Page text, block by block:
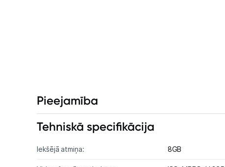
Pieejamība
Tehniskā specifikācija
Iekšējā atmiņa: 8GB